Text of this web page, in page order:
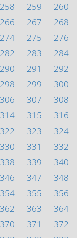
258 259
260
266 267
268
274 275
276
282 283
284
290 291
292
298 299
300
306 307
308
314 315
316
322 323
324
330 331
332
338 339
340
346 347
348
354 355
356
362 363
364
370 371
372